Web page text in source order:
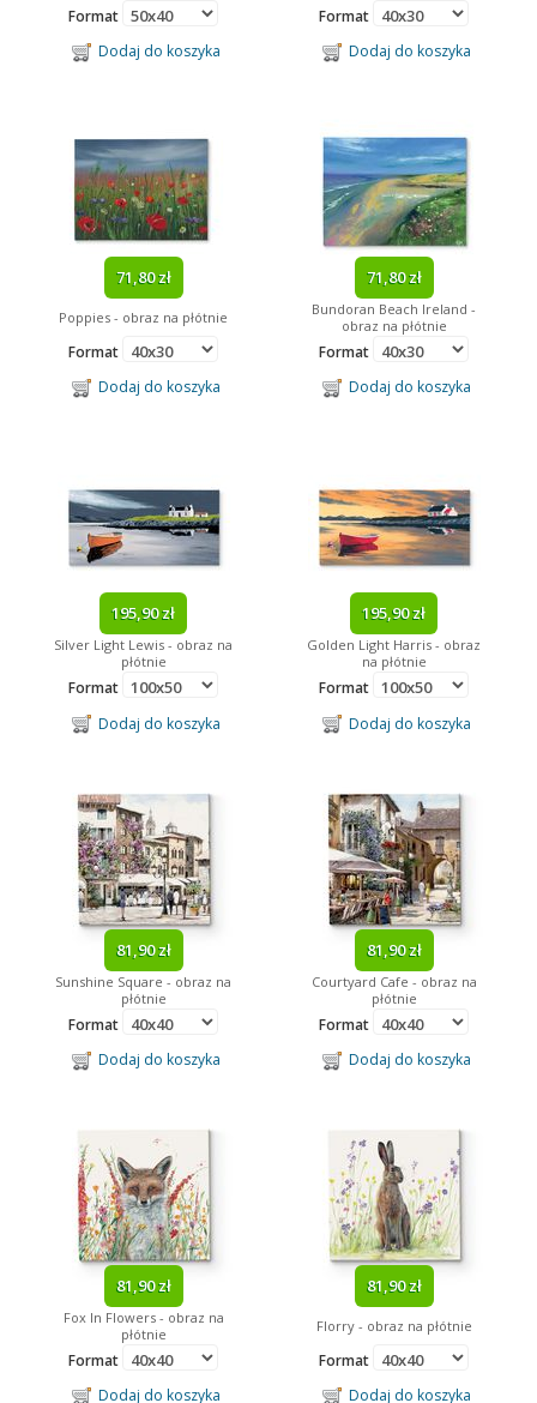
Format
Dodaj do koszyka
Format
Dodaj do koszyka
71,80 zł
Poppies - obraz na płótnie
Format
Dodaj do koszyka
71,80 zł
Bundoran Beach Ireland -
obraz na płótnie
Format
Dodaj do koszyka
195,90 zł
Silver Light Lewis - obraz na
płótnie
Format
Dodaj do koszyka
195,90 zł
Golden Light Harris - obraz
na płótnie
Format
Dodaj do koszyka
81,90 zł
Sunshine Square - obraz na
płótnie
Format
Dodaj do koszyka
81,90 zł
Courtyard Cafe - obraz na
płótnie
Format
Dodaj do koszyka
81,90 zł
Fox In Flowers - obraz na
płótnie
Format
Dodaj do koszyka
81,90 zł
Florry - obraz na płótnie
Format
Dodaj do koszyka